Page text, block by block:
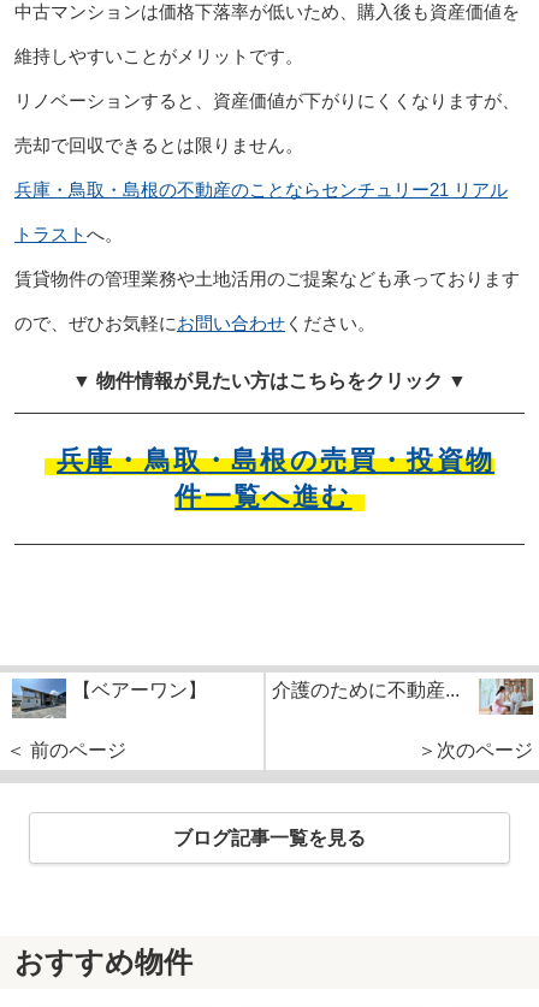
中古マンションは価格下落率が低いため、購入後も資産価値を
維持しやすいことがメリットです。
リノベーションすると、資産価値が下がりにくくなりますが、
売却で回収できるとは限りません。
兵庫・鳥取・島根の不動産のことならセンチュリー21 リアル
トラストへ。
賃貸物件の管理業務や土地活用のご提案なども承っております
ので、ぜひお気軽にお問い合わせください。
▼ 物件情報が見たい方はこちらをクリック ▼
兵庫・鳥取・島根の売買・投資物
件一覧へ進む
【ベアーワン】
＜ 前のページ
介護のために不動産...
＞次のページ
ブログ記事一覧を見る
おすすめ物件